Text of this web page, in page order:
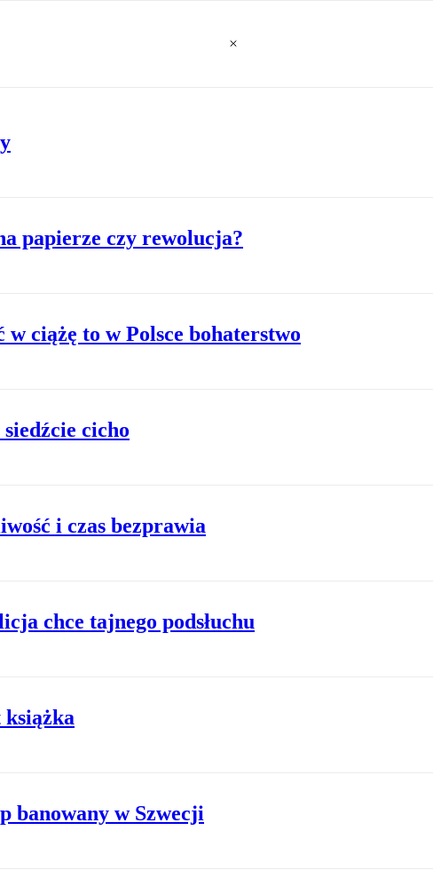
papierze czy rewolucja?
ciążę to w Polsce bohaterstwo
cicho
i czas bezprawia
chce tajnego podsłuchu
banowany w Szwecji